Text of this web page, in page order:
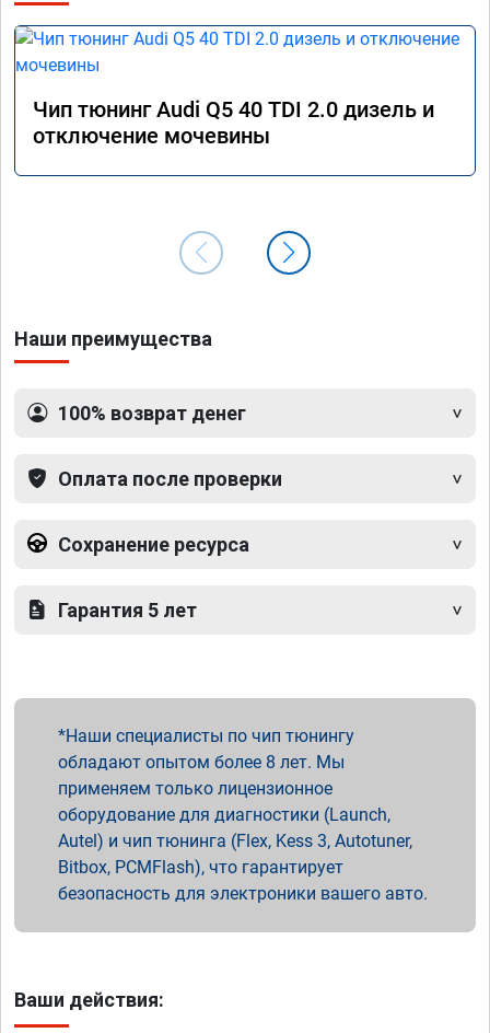
Чип тюнинг Audi Q5 40 TDI 2.0 дизель и
отключение мочевины
Наши преимущества
100% возврат денег
Оплата после проверки
Сохранение ресурса
Гарантия 5 лет
Наши специалисты по чип тюнингу
обладают опытом более 8 лет. Мы
применяем только лицензионное
оборудование для диагностики (Launch,
Autel) и чип тюнинга (Flex, Kess 3, Autotuner,
Bitbox, PCMFlash), что гарантирует
безопасность для электроники вашего авто.
Ваши действия: